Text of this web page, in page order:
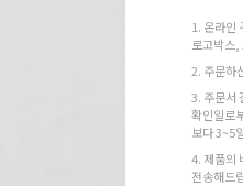
1. 온라인
로고박스
2. 주문하
3. 주문서
확인일로
보다 3~5
4. 제품의
전송해드